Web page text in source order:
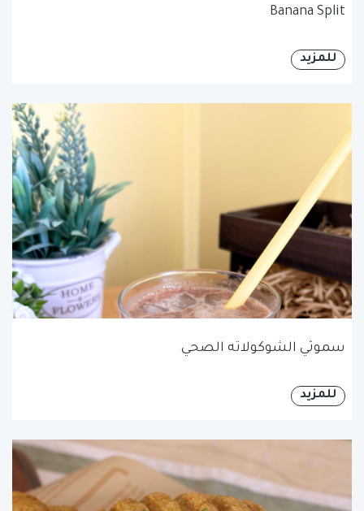
Banana Split
للمزيد
سموثي الشوكولاته الصحي
للمزيد